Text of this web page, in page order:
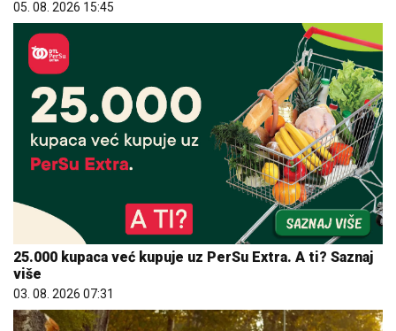
05. 08. 2026 15:45
25.000 kupaca već kupuje uz PerSu Extra. A ti? Saznaj
više
03. 08. 2026 07:31